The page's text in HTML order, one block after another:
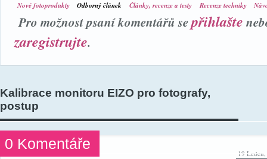
Nové fotoprodukty Odborný článek Články, recenze a testy Recenze techniky
Pro možnost psaní komentářů sepřihlašte
zaregistrujte.
Kalibrace monitoru EIZO pro fotografy,
postup
19
0 Komentáře